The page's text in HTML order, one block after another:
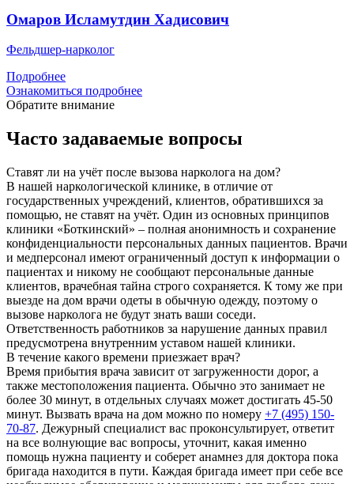
Омаров Исламутдин Хадисович
Фельдшер-нарколог
Подробнее
Ознакомиться подробнее
Обратите внимание
Часто задаваемые вопросы
Ставят ли на учёт после вызова нарколога на дом?
В нашей наркологической клинике, в отличие от
государственных учреждений, клиентов, обратившихся за
помощью, не ставят на учёт. Один из основных принципов
клиники «Боткинский» – полная анонимность и сохранение
конфиденциальности персональных данных пациентов. Врачи
и медперсонал имеют ограниченный доступ к информации о
пациентах и никому не сообщают персональные данные
клиентов, врачебная тайна строго сохраняется. К тому же при
выезде на дом врачи одеты в обычную одежду, поэтому о
вызове нарколога не будут знать ваши соседи.
Ответственность работников за нарушение данных правил
предусмотрена внутренним уставом нашей клиники.
В течение какого времени приезжает врач?
Время прибытия врача зависит от загруженности дорог, а
также местоположения пациента. Обычно это занимает не
более 30 минут, в отдельных случаях может достигать 45-50
минут. Вызвать врача на дом можно по номеру +7 (495) 150-
70-87. Дежурный специалист вас проконсультирует, ответит
на все волнующие вас вопросы, уточнит, какая именно
помощь нужна пациенту и соберет анамнез для доктора пока
бригада находится в пути. Каждая бригада имеет при себе все